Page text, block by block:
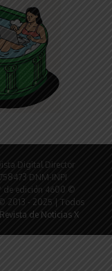
Digital Director
DNM-INPI
de edición 4600 ©
2013 - 2025 | Todos
Revista de Noticias X